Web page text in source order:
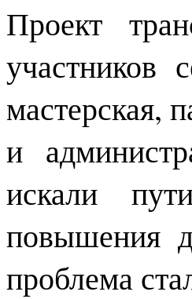
Проект
участников
мастерская,
и
искали
повышения
проблема